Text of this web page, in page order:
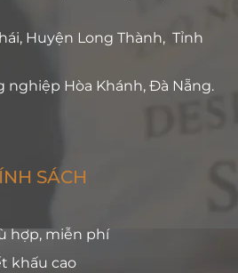
Huyện Long Thành, Tỉnh
nghiệp Hòa Khánh, Đà Nẵng.
SÁCH
hợp, miễn phí
khấu cao